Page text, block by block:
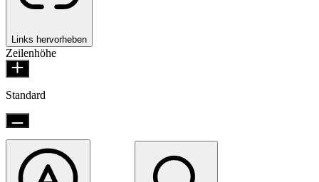
Links hervorheben
Zeilenhöhe
Standard